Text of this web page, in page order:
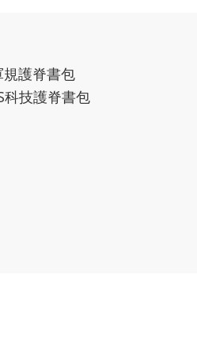
護脊書包
科技護脊書包